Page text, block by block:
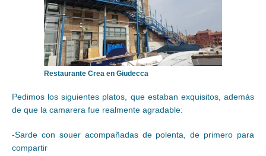
Restaurante Crea en Giudecca
Pedimos los siguientes platos, que estaban exquisitos, además
de que la camarera fue realmente agradable:
-Sarde con souer acompañadas de polenta, de primero para
compartir